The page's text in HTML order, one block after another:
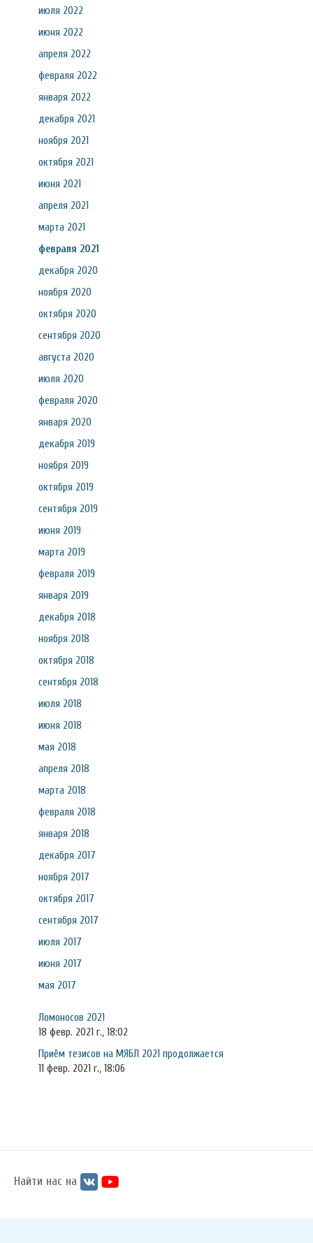
июля 2022
июня 2022
апреля 2022
февраля 2022
января 2022
декабря 2021
ноября 2021
октября 2021
июня 2021
апреля 2021
марта 2021
февраля 2021
декабря 2020
ноября 2020
октября 2020
сентября 2020
августа 2020
июля 2020
февраля 2020
января 2020
декабря 2019
ноября 2019
октября 2019
сентября 2019
июня 2019
марта 2019
февраля 2019
января 2019
декабря 2018
ноября 2018
октября 2018
сентября 2018
июля 2018
июня 2018
мая 2018
апреля 2018
марта 2018
февраля 2018
января 2018
декабря 2017
ноября 2017
октября 2017
сентября 2017
июля 2017
июня 2017
мая 2017
Ломоносов 2021
18 февр. 2021 г., 18:02
Приём тезисов на МЯБЛ 2021 продолжается
11 февр. 2021 г., 18:06
Найти нас на